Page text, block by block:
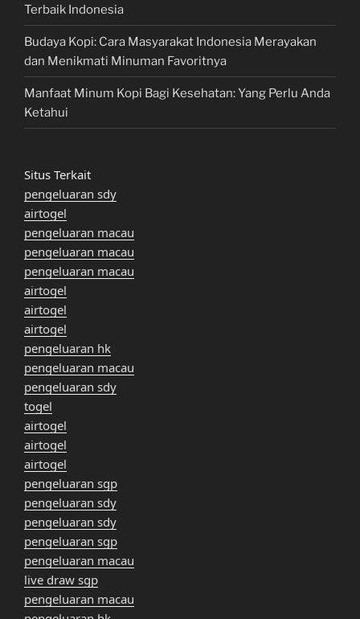
Terbaik Indonesia
Budaya Kopi: Cara Masyarakat Indonesia Merayakan
dan Menikmati Minuman Favoritnya
Manfaat Minum Kopi Bagi Kesehatan: Yang Perlu Anda
Ketahui
Situs Terkait
pengeluaran sdy
airtogel
pengeluaran macau
pengeluaran macau
pengeluaran macau
airtogel
airtogel
airtogel
pengeluaran hk
pengeluaran macau
pengeluaran sdy
togel
airtogel
airtogel
airtogel
pengeluaran sgp
pengeluaran sdy
pengeluaran sdy
pengeluaran sgp
pengeluaran macau
live draw sgp
pengeluaran macau